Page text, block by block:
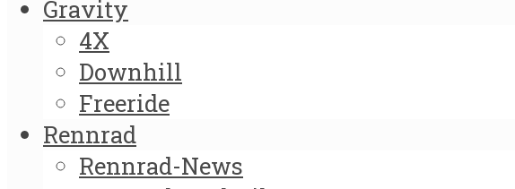
Gravity
4X
Downhill
Freeride
Rennrad
Rennrad-News